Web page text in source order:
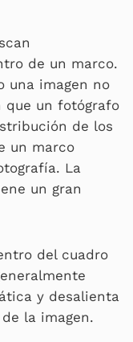
de un marco.
una imagen no
que un fotógrafo
de los
un marco
La
un gran
del cuadro
y desalienta
la imagen.